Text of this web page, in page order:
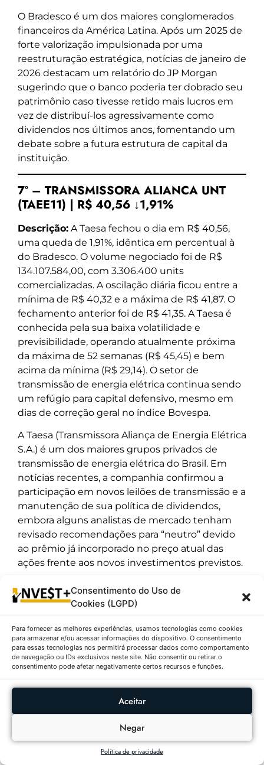
Consentimento do Uso de
Cookies (LGPD)
Para fornecer as melhores experiências, usamos tecnologias como cookies
para armazenar e/ou acessar informações do dispositivo. O consentimento
para essas tecnologias nos permitirá processar dados como comportamento
de navegação ou IDs exclusivos neste site. Não consentir ou retirar o
consentimento pode afetar negativamente certos recursos e funções.
Aceitar
Negar
Política de privacidade
O Bradesco é um dos maiores conglomerados
financeiros da América Latina. Após um 2025 de
forte valorização impulsionada por uma
reestruturação estratégica, notícias de janeiro de
2026 destacam um relatório do JP Morgan
sugerindo que o banco poderia ter dobrado seu
patrimônio caso tivesse retido mais lucros em
vez de distribuí-los agressivamente como
dividendos nos últimos anos, fomentando um
debate sobre a futura estrutura de capital da
instituição.
7º – TRANSMISSORA ALIANCA UNT
(TAEE11) | R$ 40,56 ↓1,91%
Descrição: A Taesa fechou o dia em R$ 40,56,
uma queda de 1,91%, idêntica em percentual à
do Bradesco. O volume negociado foi de R$
134.107.584,00, com 3.306.400 units
comercializadas. A oscilação diária ficou entre a
mínima de R$ 40,32 e a máxima de R$ 41,87. O
fechamento anterior foi de R$ 41,35. A Taesa é
conhecida pela sua baixa volatilidade e
previsibilidade, operando atualmente próxima
da máxima de 52 semanas (R$ 45,45) e bem
acima da mínima (R$ 29,14). O setor de
transmissão de energia elétrica continua sendo
um refúgio para capital defensivo, mesmo em
dias de correção geral no índice Bovespa.
A Taesa (Transmissora Aliança de Energia Elétrica
S.A.) é um dos maiores grupos privados de
transmissão de energia elétrica do Brasil. Em
notícias recentes, a companhia confirmou a
participação em novos leilões de transmissão e a
manutenção de sua política de dividendos,
embora alguns analistas de mercado tenham
revisado recomendações para “neutro” devido
ao prêmio já incorporado no preço atual das
ações frente aos novos investimentos previstos.
8º – Hypera S.A. (HYPE3) | R$ 23,25
Descrição:A Hypera encerrou o pregão cotada a
R$ 23,25, o que representa uma queda de 1,73%
ou R$ 0,41 por ação. O volume financeiro atingiu
3.434.800 papéis. Durante o dia, o preço variou
entre a mínima de R$ 22,69 e a máxima de R$
23,69. O fechamento anterior havia sido R$ 23,66.
No último ano, a ação teve uma mínima de R$
16,83 e máxima de R$ 27,85. A empresa